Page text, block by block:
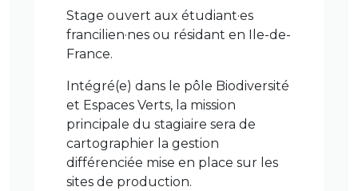
Stage ouvert aux étudiant·es
francilien·nes ou résidant en Ile-de-
France.
Intégré(e) dans le pôle Biodiversité
et Espaces Verts, la mission
principale du stagiaire sera de
cartographier la gestion
différenciée mise en place sur les
sites de production.